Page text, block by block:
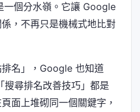
一個分水嶺。它讓 Google
，不再只是機械式地比對
名」，Google 也知道
搜尋排名改善技巧」都是
面上堆砌同一個關鍵字，